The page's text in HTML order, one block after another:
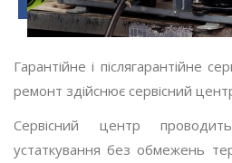
Гарантійне і післягарантійне
ремонт здійснює сервісний
Сервісний центр
устаткування без обмежень